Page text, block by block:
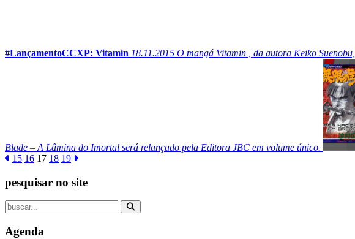
#LançamentoCCXP: Vitamin 18.11.2015 O mangá Vitamin , da autora Keiko
Blade – A Lâmina do Imortal será relançado pela Editora JBC em volume único.
15 16 17 18 19
pesquisar no site
Agenda